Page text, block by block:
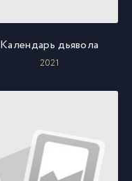
Календарь дьявола
2021